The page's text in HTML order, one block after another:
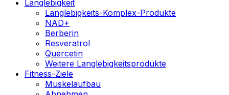
Langlebigkeit
Langlebigkeits-Komplex-Produkte
NAD+
Berberin
Resveratrol
Quercetin
Weitere Langlebigkeitsprodukte
Fitness-Ziele
Muskelaufbau